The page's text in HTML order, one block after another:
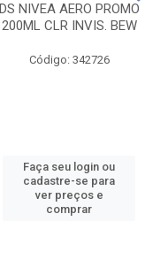
DS NIVEA AERO PROMO
200ML CLR INVIS. BEW
Código: 342726
Faça seu login ou
cadastre-se para
ver preços e
comprar